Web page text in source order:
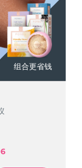
组合更省钱
组合更省钱
组合更省钱
组合更省钱
Prep Gel
gel
Solution
.
Scalp
Set
Gel
送达日期2026/8/9
送达日期2026/8/10
计送达日期 2026/8/7
送达日期2026/8/9
送达日期
送达日期